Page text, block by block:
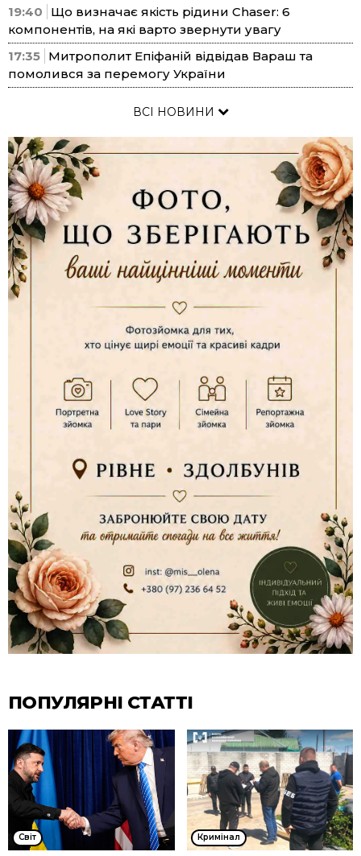
19:40
Що визначає якість рідини Chaser: 6
компонентів, на які варто звернути увагу
17:35 Митрополит Епіфаній відвідав Вараш та
помолився за перемогу України
ВСІ НОВИНИ
ПОПУЛЯРНІ СТАТТІ
Cвіт Кримінал